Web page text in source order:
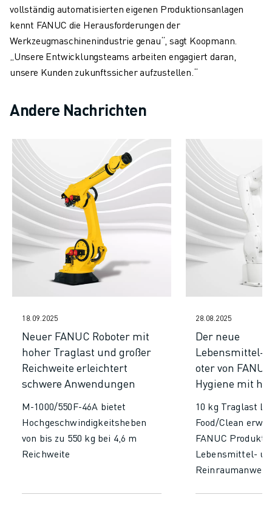
BILDUNGSVERANSTALTUNGEN
NEWS & MEDIA
NEWS & MEDIA
EVENTS
BILDUNGSVERANSTALTUNGEN
ÜBER FANUC
FANUC IN EUROPA
NACHHALTIGKEIT
KARRIERE
GESTALTEN SIE IHRE ZUKUNFT MIT FANUC
JETZT BEWERBEN » KARRIEREPORTAL
KONTAKT
KONTAKT
STANDORTE
IMPRESSUM
vollständig automatisierten eigenen Produktionsanlagen
kennt FANUC die Herausforderungen der
Werkzeugmaschinenindustrie genau“, sagt Koopmann.
„Unsere Entwicklungsteams arbeiten engagiert daran,
unsere Kunden zukunftssicher aufzustellen.“
Andere Nachrichten
18.09.2025
Neuer FANUC Roboter mit
hoher Traglast und großer
Reichweite erleichtert
schwere Anwendungen
M-1000/550F-46A bietet
Hochgeschwindigkeitsheben
von bis zu 550 kg bei 4,6 m
Reichweite
28.08.2025
Der neue
Lebensmittel-/
oter von
Hygiene mit
10 kg Traglast
Food/Clean
FANUC
Lebensmittel-